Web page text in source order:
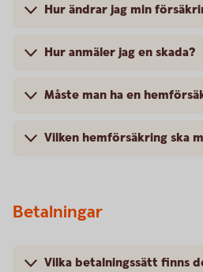
Hur ändrar jag min
Hur anmäler jag en skada?
Måste man ha en
Vilken hemförsäkring ska
Betalningar
Vilka betalningssätt finns